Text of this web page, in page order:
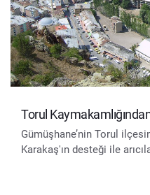
Torul
Gümüşhane’nin Torul
Karakaş'ın desteği ile